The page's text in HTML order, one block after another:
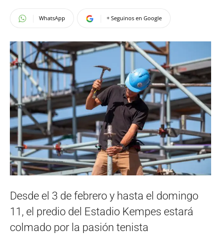
WhatsApp + Seguinos en Google
Desde el 3 de febrero y hasta el domingo
11, el predio del Estadio Kempes estará
colmado por la pasión tenista